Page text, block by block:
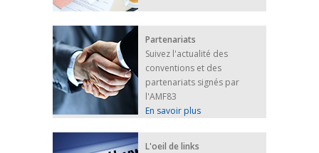
Partenariats
Suivez l'actualité des
conventions et des
partenariats signés par
l'AMF83
En savoir plus
L'oeil de links